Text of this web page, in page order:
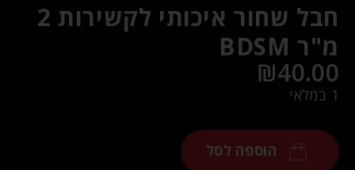
חבל שחור איכותי לקשירות 2
מ"ר BDSM
₪40.00
1 במלאי
הוספה לסל